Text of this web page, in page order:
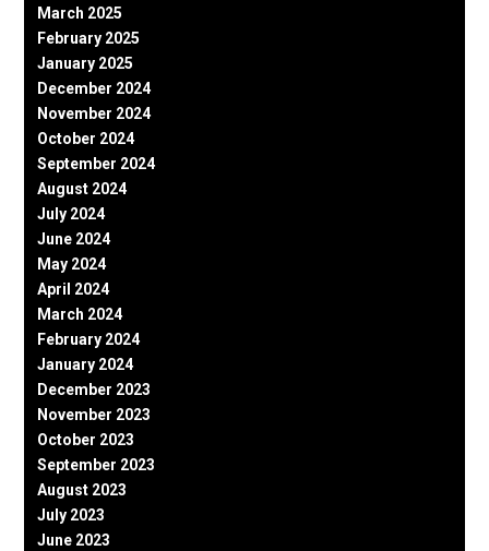
March 2025
February 2025
January 2025
December 2024
November 2024
October 2024
September 2024
August 2024
July 2024
June 2024
May 2024
April 2024
March 2024
February 2024
January 2024
December 2023
November 2023
October 2023
September 2023
August 2023
July 2023
June 2023